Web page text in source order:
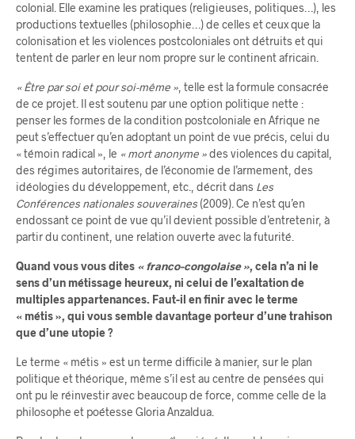
colonial. Elle examine les pratiques (religieuses, politiques…), les
productions textuelles (philosophie…) de celles et ceux que la
colonisation et les violences postcoloniales ont détruits et qui
tentent de parler en leur nom propre sur le continent africain.
« Être par soi et pour soi-même » , telle est la formule consacrée
de ce projet. Il est soutenu par une option politique nette :
penser les formes de la condition postcoloniale en Afrique ne
peut s’effectuer qu’en adoptant un point de vue précis, celui du
« témoin radical », le « mort anonyme »des violences du capital,
des régimes autoritaires, de l’économie de l’armement, des
idéologies du développement, etc., décrit dans Les
Conférences nationales souveraines (2009). Ce n’est qu’en
endossant ce point de vue qu’il devient possible d’entretenir, à
partir du continent, une relation ouverte avec la futurité.
Quand vous vous dites « franco-congolaise », cela n’a ni le
sens d’un métissage heureux, ni celui de l’exaltation de
multiples appartenances. Faut-il en finir avec le terme
« métis », qui vous semble davantage porteur d’une trahison
que d’une utopie ?
Le terme « métis » est un terme difficile à manier, sur le plan
politique et théorique, même s’il est au centre de pensées qui
ont pu le réinvestir avec beaucoup de force, comme celle de la
philosophe et poétesse Gloria Anzaldua.